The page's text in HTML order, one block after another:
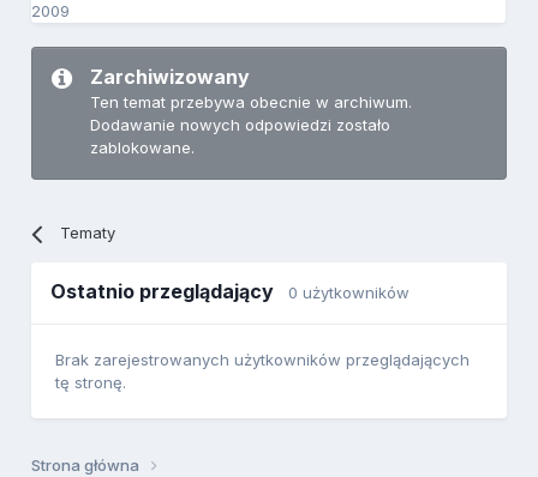
2009
Zarchiwizowany
Ten temat przebywa obecnie w archiwum.
Dodawanie nowych odpowiedzi zostało
zablokowane.
Tematy
Ostatnio przeglądający 0 użytkowników
Brak zarejestrowanych użytkowników przeglądających
tę stronę.
Strona główna